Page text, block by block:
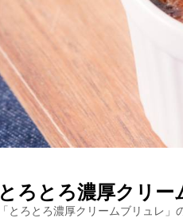
とろとろ濃厚クリー
「とろとろ濃厚クリームブリュレ 」